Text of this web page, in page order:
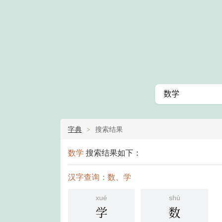
字典 搜索结果
数学 搜索结果如下：
汉字查询：数、学
xué
学
shù
数